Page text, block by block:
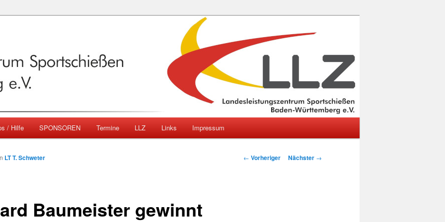
Sportschießen
e.V.
/ Hilfe SPONSOREN Termine LLZ Links Impressum
Beitragsnavigation
← Vorheriger Nächster →
Baumeister gewinnt
LT T. Schweter